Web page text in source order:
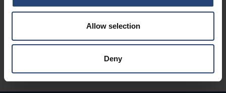
Allow selection
Deny